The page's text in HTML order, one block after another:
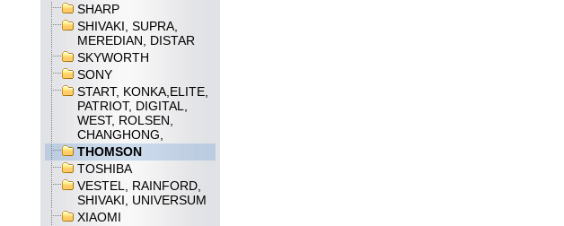
SHARP
SHIVAKI, SUPRA,
MEREDIAN, DISTAR
SKYWORTH
SONY
START, KONKA,ELITE,
PATRIOT, DIGITAL,
WEST, ROLSEN,
CHANGHONG,
THOMSON
TOSHIBA
VESTEL, RAINFORD,
SHIVAKI, UNIVERSUM
XIAOMI